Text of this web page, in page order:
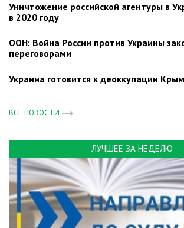
Уничтожение российской агентуры в
в 2020 году
ООН: Война России против Украины
переговорами
Украина готовится к деоккупации
ВСЕ НОВОСТИ
ЛУЧШЕЕ ЗА НЕДЕЛЮ